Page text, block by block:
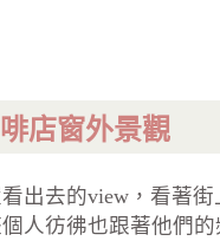
店窗外景觀
出去的view，看著
人彷彿也跟著他們